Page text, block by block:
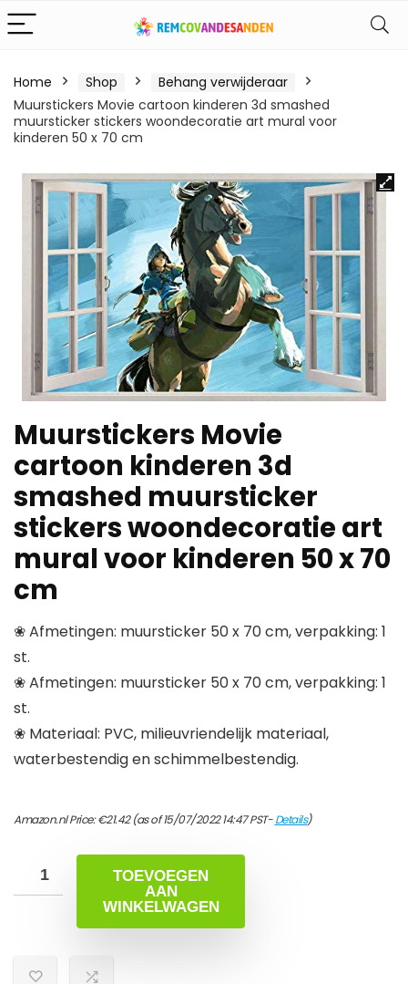
Home Shop
Behang verwijderaar
Muurstickers Movie cartoon kinderen 3d smashed
muursticker stickers woondecoratie art mural voor
kinderen 50 x 70 cm
Muurstickers Movie
cartoon kinderen 3d
smashed muursticker
stickers woondecoratie art
mural voor kinderen 50 x 70
cm
❀ Afmetingen: muursticker 50 x 70 cm, verpakking: 1
st.
❀ Afmetingen: muursticker 50 x 70 cm, verpakking: 1
st.
❀ Materiaal: PVC, milieuvriendelijk materiaal,
waterbestendig en schimmelbestendig.
Amazon.nl Price:€21.42(as of 15/07/2022 14:47 PST-Details)
TOEVOEGEN
AAN
WINKELWAGEN